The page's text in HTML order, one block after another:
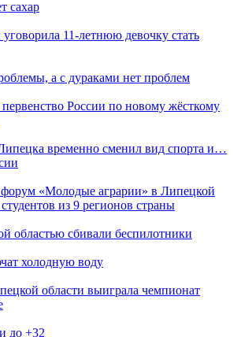
сахар
11-летнюю девочку стать
а с дураками нет проблем
России по новому жёсткому
временно сменил вид спорта и…
«Молодые аграрии» в Липецкой
из 9 регионов страны
областью сбивали беспилотники
холодную воду
области выиграла чемпионат
до +32